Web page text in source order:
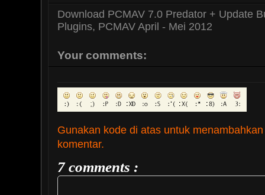
Download PCMAV 7.0 Predator + Update
Plugins, PCMAV April - Mei 2012
Your comments:
Gunakan kode di atas untuk
komentar.
7 comments :